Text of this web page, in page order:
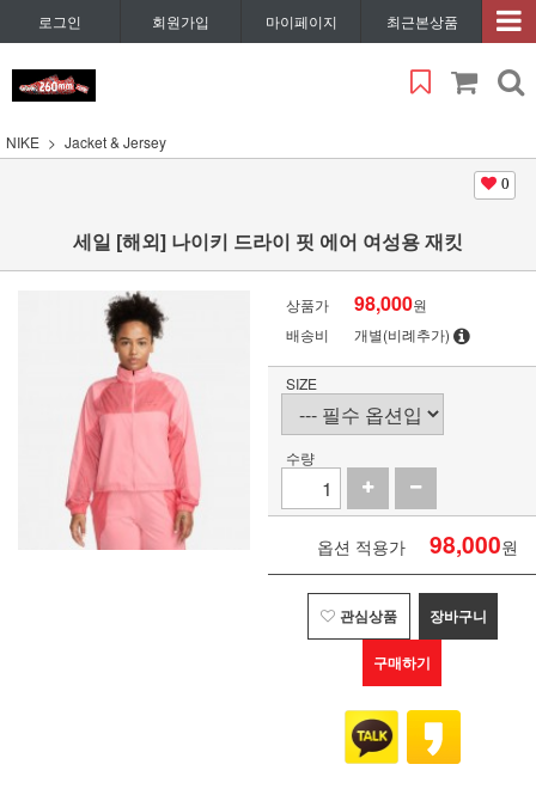
로그인 회원가입 마이페이지 최근본상품
NIKE Jacket & Jersey
0
세일 [해외] 나이키 드라이 핏 에어 여성용 재킷
상품가 98,000원
배송비
개별(비례추가)
SIZE
수량
옵션 적용가 98,000원
관심상품 장바구니
구매하기